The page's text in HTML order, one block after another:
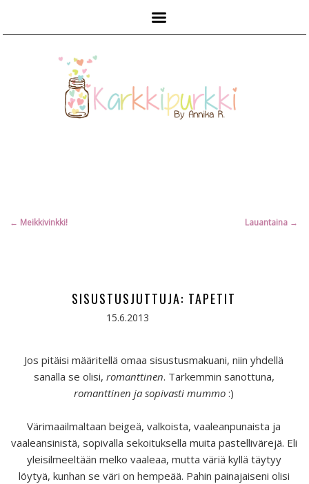
Artikkelien
← Meikkivinkki! Lauantaina →
SISUSTUSJUTTUJA: TAPETIT
15.6.2013
Jos pitäisi määritellä omaa sisustusmakuani, niin yhdellä
sanalla se olisi, romanttinen. Tarkemmin sanottuna,
romanttinen ja sopivasti mummo :)
Värimaailmaltaan beigeä, valkoista, vaaleanpunaista ja
vaaleansinistä, sopivalla sekoituksella muita pastellivärejä. Eli
yleisilmeeltään melko vaaleaa, mutta väriä kyllä täytyy
löytyä, kunhan se väri on hempeää. Pahin painajaiseni olisi